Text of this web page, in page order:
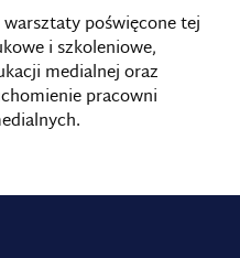
warsztaty poświęcone tej
i szkoleniowe,
medialnej oraz
pracowni